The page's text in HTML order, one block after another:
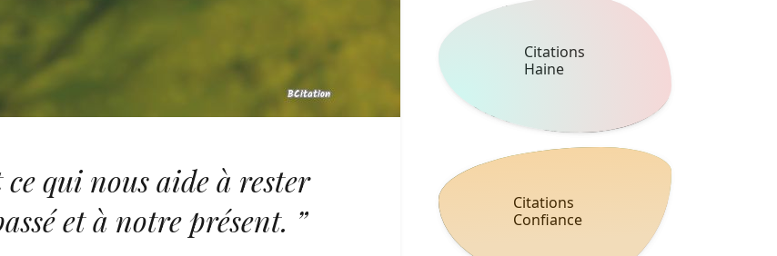
ce qui nous aide à rester
et à notre présent. ”
Citations
Haine
Citations
Confiance